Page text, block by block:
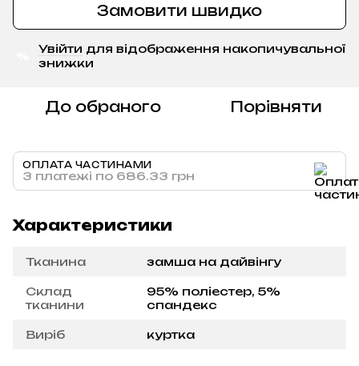
Замовити швидко
Увійти для відображення накопичувальної
знижки
До обраного Порівняти
ОПЛАТА ЧАСТИНАМИ
3 платежі по 686.33 грн
Характеристики
Тканина замша на дайвінгу
Склад
тканини
95% поліестер, 5%
спандекс
Виріб куртка